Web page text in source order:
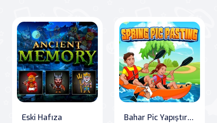
Eski Hafıza Bahar Pic Yapıştırma